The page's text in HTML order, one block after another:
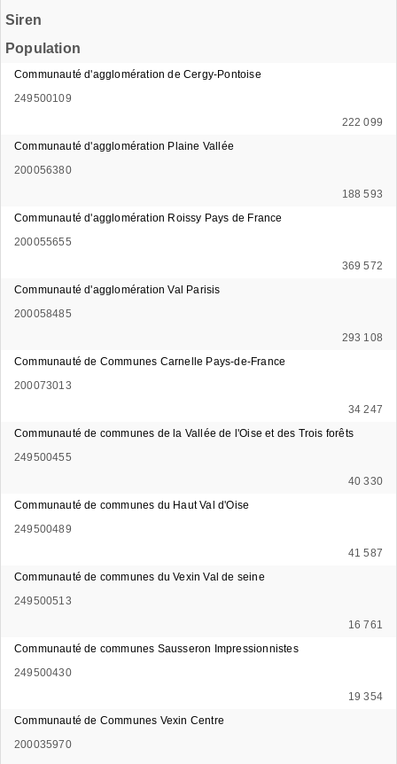
Siren
Population
Communauté d'agglomération de Cergy-Pontoise
249500109
222 099
Communauté d'agglomération Plaine Vallée
200056380
188 593
Communauté d'agglomération Roissy Pays de France
200055655
369 572
Communauté d'agglomération Val Parisis
200058485
293 108
Communauté de Communes Carnelle Pays-de-France
200073013
34 247
Communauté de communes de la Vallée de l'Oise et des Trois forêts
249500455
40 330
Communauté de communes du Haut Val d'Oise
249500489
41 587
Communauté de communes du Vexin Val de seine
249500513
16 761
Communauté de communes Sausseron Impressionnistes
249500430
19 354
Communauté de Communes Vexin Centre
200035970